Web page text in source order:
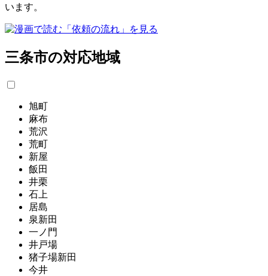
います。
三条市の対応地域
旭町
麻布
荒沢
荒町
新屋
飯田
井栗
石上
居島
泉新田
一ノ門
井戸場
猪子場新田
今井